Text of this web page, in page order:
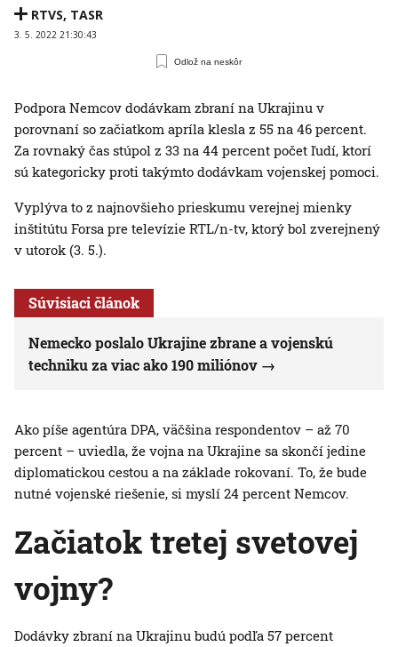
RTVS, TASR
3. 5. 2022 21:30:43
Odlož na neskôr
Podpora Nemcov dodávkam zbraní na Ukrajinu v
porovnaní so začiatkom apríla klesla z 55 na 46 percent.
Za rovnaký čas stúpol z 33 na 44 percent počet ľudí, ktorí
sú kategoricky proti takýmto dodávkam vojenskej pomoci.
Vyplýva to z najnovšieho prieskumu verejnej mienky
inštitútu Forsa pre televízie RTL/n-tv, ktorý bol zverejnený
v utorok (3. 5.).
Súvisiaci článok
Nemecko poslalo Ukrajine zbrane a vojenskú
techniku za viac ako 190 miliónov
Ako píše agentúra DPA, väčšina respondentov – až 70
percent – uviedla, že vojna na Ukrajine sa skončí jedine
diplomatickou cestou a na základe rokovaní. To, že bude
nutné vojenské riešenie, si myslí 24 percent Nemcov.
Začiatok tretej svetovej
vojny?
Dodávky zbraní na Ukrajinu budú podľa 57 percent